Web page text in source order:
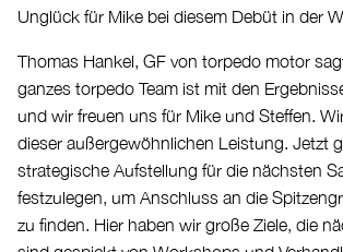
Unglück für Mike bei diesem Debüt in der
Thomas Hankel, GF von torpedo motor
ganzes torpedo Team ist mit den
und wir freuen uns für Mike und Steffen.
dieser außergewöhnlichen Leistung. Jetzt
strategische Aufstellung für die nächsten
festzulegen, um Anschluss an die
zu finden. Hier haben wir große Ziele, die